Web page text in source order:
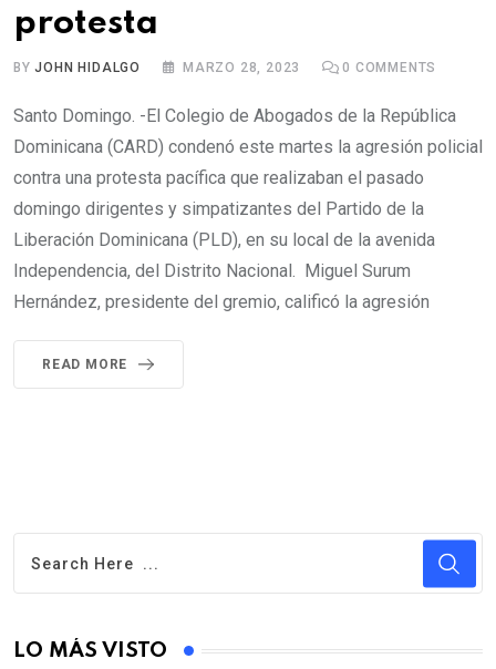
protesta
BYJOHN HIDALGO MARZO 28, 2023 0 COMMENTS
Santo Domingo. -El Colegio de Abogados de la República
Dominicana (CARD) condenó este martes la agresión policial
contra una protesta pacífica que realizaban el pasado
domingo dirigentes y simpatizantes del Partido de la
Liberación Dominicana (PLD), en su local de la avenida
Independencia, del Distrito Nacional. Miguel Surum
Hernández, presidente del gremio, calificó la agresión
READ MORE
LO MÁS VISTO